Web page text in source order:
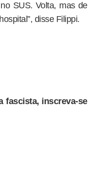
SUS. Volta, mas de
disse Filippi.
fascista, inscreva-se